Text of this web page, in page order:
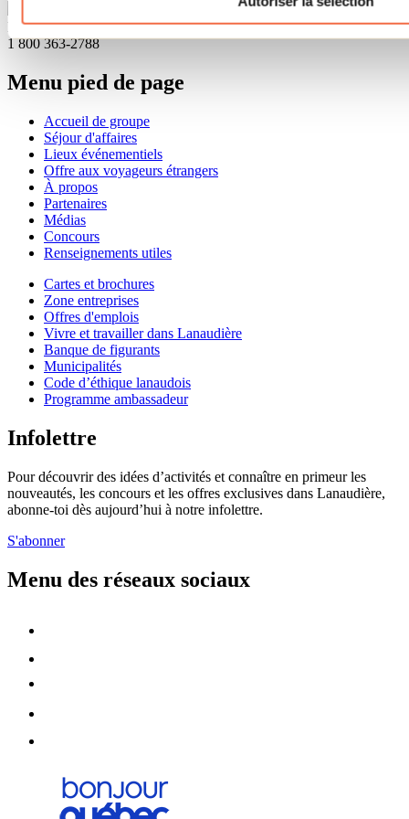
Besoin d'information?
1 800 363-2788
Menu pied de page
Accueil de groupe
Séjour d'affaires
Lieux événementiels
Offre aux voyageurs étrangers
À propos
Partenaires
Médias
Concours
Renseignements utiles
Cartes et brochures
Zone entreprises
Offres d'emplois
Vivre et travailler dans Lanaudière
Banque de figurants
Municipalités
Code d’éthique lanaudois
Programme ambassadeur
Infolettre
Pour découvrir des idées d’activités et connaître en primeur les
nouveautés, les concours et les offres exclusives dans Lanaudière,
abonne-toi dès aujourd’hui à notre infolettre.
S'abonner
Menu des réseaux sociaux